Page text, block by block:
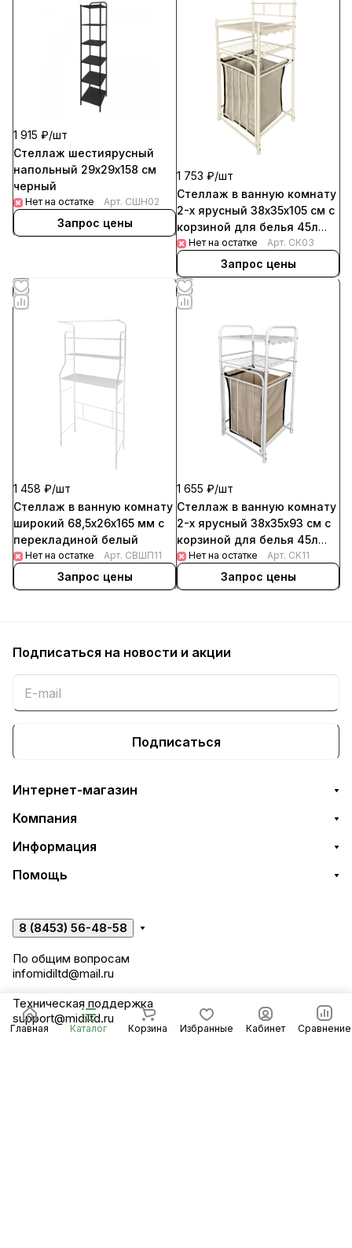
1 915 ₽/шт
Стеллаж шестиярусный
напольный 29х29х158 см
черный
Нет на остатке Арт. СШН02
Запрос цены
1 753 ₽/шт
Стеллаж в ванную комнату
2-х ярусный 38х35х105 см с
корзиной для белья 45л
бежевый
Нет на остатке Арт. СК03
Запрос цены
1 458 ₽/шт
Стеллаж в ванную комнату
широкий 68,5х26х165 мм с
перекладиной белый
Нет на остатке Арт. СВШП11
Запрос цены
1 655 ₽/шт
Стеллаж в ванную комнату
2-х ярусный 38х35х93 см с
корзиной для белья 45л
белый
Нет на остатке Арт. СК11
Запрос цены
Главная Каталог Корзина Избранные Кабинет Сравнение
Подписаться на новости и акции
Подписаться
Интернет-магазин
Компания
Информация
Помощь
8 (8453) 56-48-58
По общим вопросам
infomidiltd@mail.ru
Техническая поддержка
support@midiltd.ru